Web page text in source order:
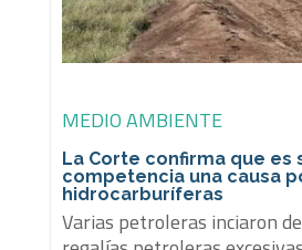
MEDIO AMBIENTE
La Corte confirma que es
competencia una causa
hidrocarburíferas
Varias petroleras inciaron